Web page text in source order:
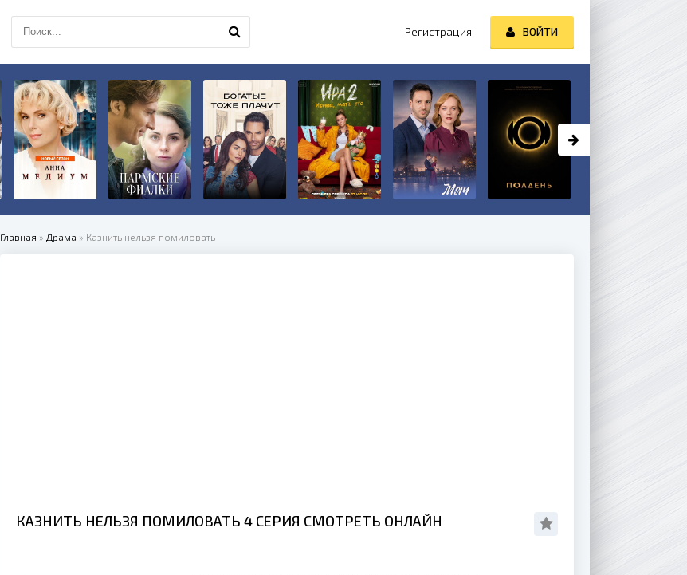
Главная » Драма » Казнить нельзя помиловать
КАЗНИТЬ НЕЛЬЗЯ ПОМИЛОВАТЬ 4 СЕРИЯ СМОТРЕТЬ ОНЛАЙН
Регистрация ВОЙТИ